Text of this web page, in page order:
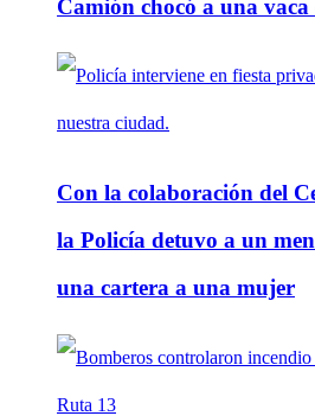
Camión chocó a una
Con la colaboración del
la Policía detuvo a un
una cartera a una mujer